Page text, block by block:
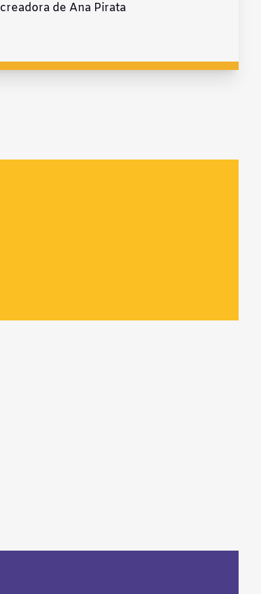
creadora de Ana Pirata